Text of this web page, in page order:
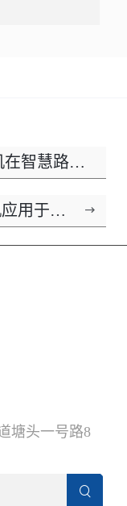
智慧路灯
用于常
塘头一号路8